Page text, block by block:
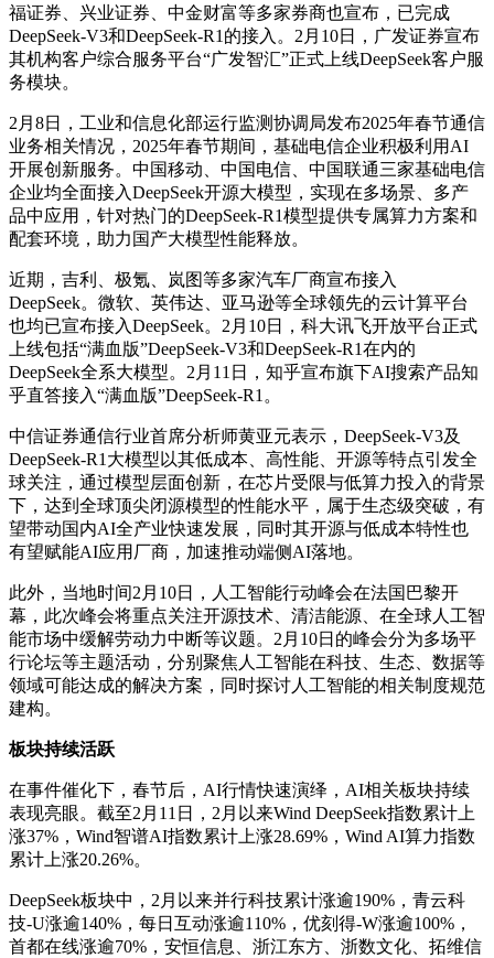
福证券、兴业证券、中金财富等多家券商也宣布，已完成
DeepSeek-V3和DeepSeek-R1的接入。2月10日，广发证券宣布
其机构客户综合服务平台“广发智汇”正式上线DeepSeek客户服
务模块。
2月8日，工业和信息化部运行监测协调局发布2025年春节通信
业务相关情况，2025年春节期间，基础电信企业积极利用AI
开展创新服务。中国移动、中国电信、中国联通三家基础电信
企业均全面接入DeepSeek开源大模型，实现在多场景、多产
品中应用，针对热门的DeepSeek-R1模型提供专属算力方案和
配套环境，助力国产大模型性能释放。
近期，吉利、极氪、岚图等多家汽车厂商宣布接入
DeepSeek。微软、英伟达、亚马逊等全球领先的云计算平台
也均已宣布接入DeepSeek。2月10日，科大讯飞开放平台正式
上线包括“满血版”DeepSeek-V3和DeepSeek-R1在内的
DeepSeek全系大模型。2月11日，知乎宣布旗下AI搜索产品知
乎直答接入“满血版”DeepSeek-R1。
中信证券通信行业首席分析师黄亚元表示，DeepSeek-V3及
DeepSeek-R1大模型以其低成本、高性能、开源等特点引发全
球关注，通过模型层面创新，在芯片受限与低算力投入的背景
下，达到全球顶尖闭源模型的性能水平，属于生态级突破，有
望带动国内AI全产业快速发展，同时其开源与低成本特性也
有望赋能AI应用厂商，加速推动端侧AI落地。
此外，当地时间2月10日，人工智能行动峰会在法国巴黎开
幕，此次峰会将重点关注开源技术、清洁能源、在全球人工智
能市场中缓解劳动力中断等议题。2月10日的峰会分为多场平
行论坛等主题活动，分别聚焦人工智能在科技、生态、数据等
领域可能达成的解决方案，同时探讨人工智能的相关制度规范
建构。
板块持续活跃
在事件催化下，春节后，AI行情快速演绎，AI相关板块持续
表现亮眼。截至2月11日，2月以来Wind DeepSeek指数累计上
涨37%，Wind智谱AI指数累计上涨28.69%，Wind AI算力指数
累计上涨20.26%。
DeepSeek板块中，2月以来并行科技累计涨逾190%，青云科
技-U涨逾140%，每日互动涨逾110%，优刻得-W涨逾100%，
首都在线涨逾70%，安恒信息、浙江东方、浙数文化、拓维信